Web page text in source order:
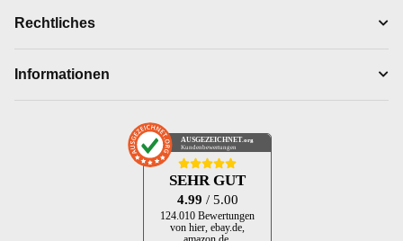
Rechtliches
Informationen
AUSGEZEICHNET .org
Kundenbewertungen
SEHR GUT
4.99 / 5.00
124.010 Bewertungen
von hier, ebay.de,